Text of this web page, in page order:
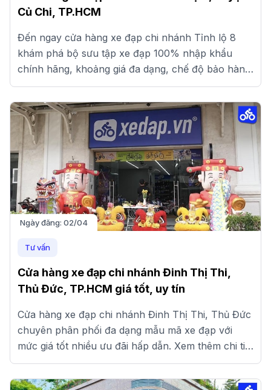
Củ Chi, TP.HCM
Đến ngay cửa hàng xe đạp chi nhánh Tỉnh lộ 8
khám phá bộ sưu tập xe đạp 100% nhập khẩu
chính hãng, khoảng giá đa dạng, chế độ bảo hành
uy tín. Xem ngay!
Ngày đăng: 02/04
Tư vấn
Cửa hàng xe đạp chi nhánh Đinh Thị Thi,
Thủ Đức, TP.HCM giá tốt, uy tín
Cửa hàng xe đạp chi nhánh Đinh Thị Thi, Thủ Đức
chuyên phân phối đa dạng mẫu mã xe đạp với
mức giá tốt nhiều ưu đãi hấp dẫn. Xem thêm chi tiết
tại đây.